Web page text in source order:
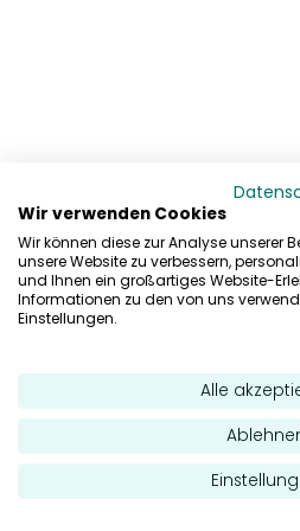
Wir verwenden Cookies
Wir können diese zur Analyse unserer
unsere Website zu verbessern,
und Ihnen ein großartiges Website-
Informationen zu den von uns
Einstellungen.
Alle